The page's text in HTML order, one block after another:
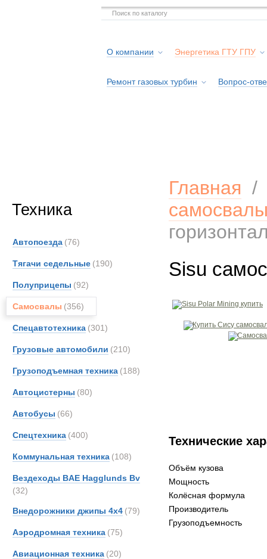
О компании Энергетика ГТУ ГПУ
Ремонт газовых турбин Вопрос-
Техника
Автопоезда (76)
Тягачи седельные (190)
Полуприцепы (92)
Самосвалы (356)
Спецавтотехника (301)
Грузовые автомобили (210)
Грузоподъемная техника (188)
Автоцистерны (80)
Автобусы (66)
Спецтехника (400)
Коммунальная техника (108)
Вездеходы BAE Hagglunds Bv
(32)
Внедорожники джипы 4х4 (79)
Аэродромная техника (75)
Авиационная техника (20)
Главная
Sisu
Технические
Объём кузова
Мощность
Колёсная формула
Производитель
Грузоподъемность